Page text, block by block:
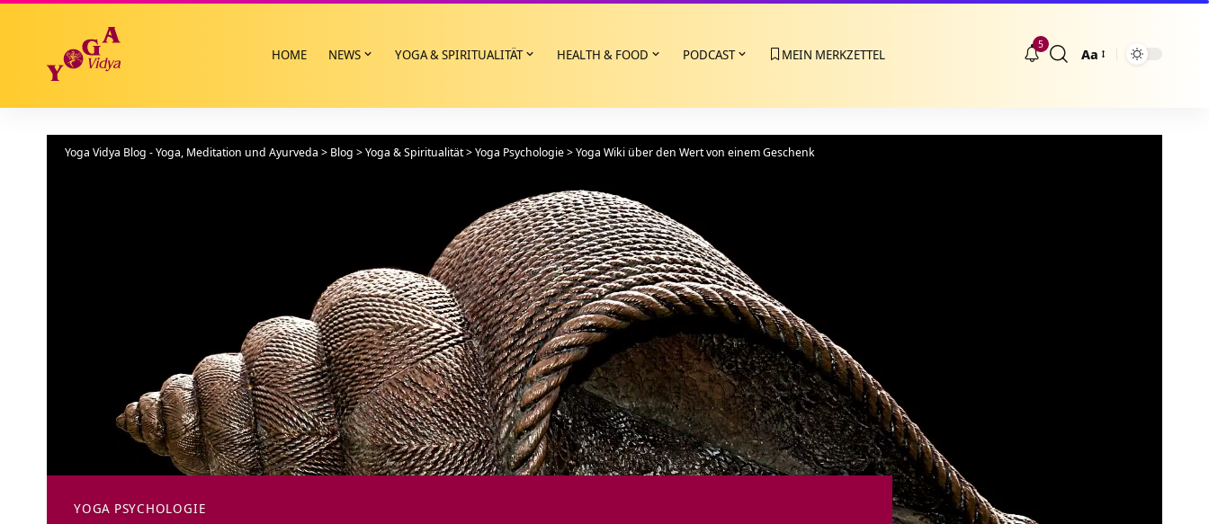
HOME NEWS YOGA & SPIRITUALITÄT HEALTH & FOOD PODCAST MEIN MERKZETTEL
5
Größenänderung
Aa
Yoga Vidya Blog - Yoga, Meditation und Ayurveda > Blog >Yoga & Spiritualität>Yoga Psychologie>Yoga Wiki über den Wert von einem Geschenk
YOGA PSYCHOLOGIE